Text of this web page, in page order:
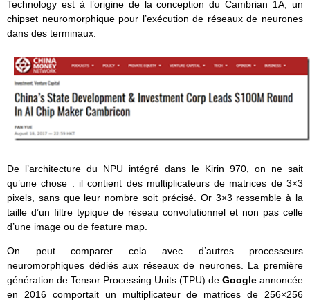
Technology est à l’origine de la conception du Cambrian 1A, un
chipset neuromorphique pour l’exécution de réseaux de neurones
dans des terminaux.
De l’architecture du NPU intégré dans le Kirin 970, on ne sait
qu’une chose : il contient des multiplicateurs de matrices de 3×3
pixels, sans que leur nombre soit précisé. Or 3×3 ressemble à la
taille d’un filtre typique de réseau convolutionnel et non pas celle
d’une image ou de feature map.
On peut comparer cela avec d’autres processeurs
neuromorphiques dédiés aux réseaux de neurones. La première
génération de Tensor Processing Units (TPU) de Google annoncée
en 2016 comportait un multiplicateur de matrices de 256×256